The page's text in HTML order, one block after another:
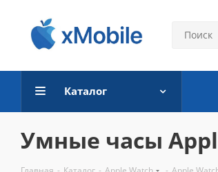
Каталог
Умные часы